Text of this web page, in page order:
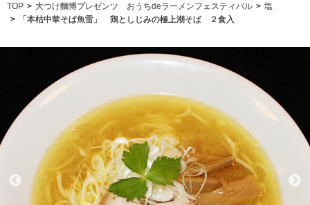
TOP 大つけ麵博プレゼンツ おうちdeラーメンフェスティバル
塩
「本枯中華そば魚雷」 鶏としじみの極上潮そば ２食入